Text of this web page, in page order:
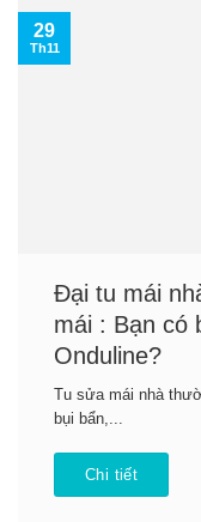
Đại tu mái
mái : Bạn có
Onduline?
Tu sửa mái nhà
bụi bẩn,...
Chi tiết
29
Th11